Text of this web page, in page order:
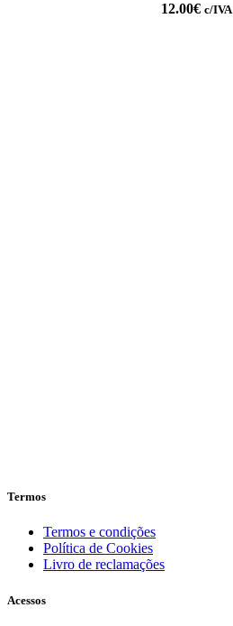
12.00€ c/IVA
Termos
Termos e condições
Política de Cookies
Livro de reclamações
Acessos